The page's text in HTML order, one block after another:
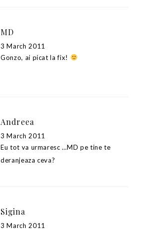
MD
3 March 2011
Gonzo, ai picat la fix!
Andreea
3 March 2011
Eu tot va urmaresc …MD pe tine te
deranjeaza ceva?
Sigina
3 March 2011